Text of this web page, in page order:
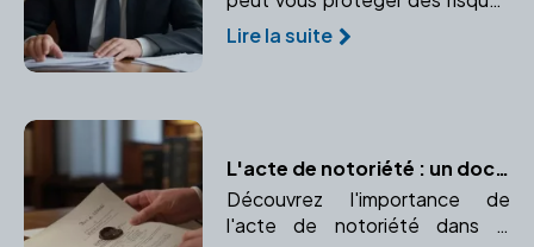
juridiques lors d'une transaction
immobilière. Médiation et
Lire la suite
L'acte de notoriété : un document essentiel pour faire valoir vos droits d'héritier
Découvrez l'importance de
l'acte de notoriété dans la